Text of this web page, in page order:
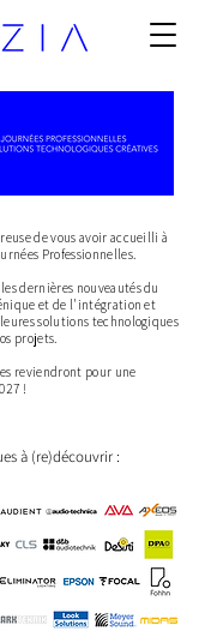
de vous avoir accueilli à
Professionnelles.
dernières nouveautés du
et de l'intégration et
solutions technologiques
projets.
reviendront pour une
!
à (re)découvrir :